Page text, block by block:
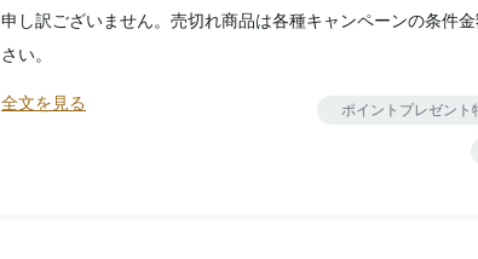
申し訳ございません。売切れ商品は各種キャンペーンの条件
さい。
全文を見る ポイントプレゼント